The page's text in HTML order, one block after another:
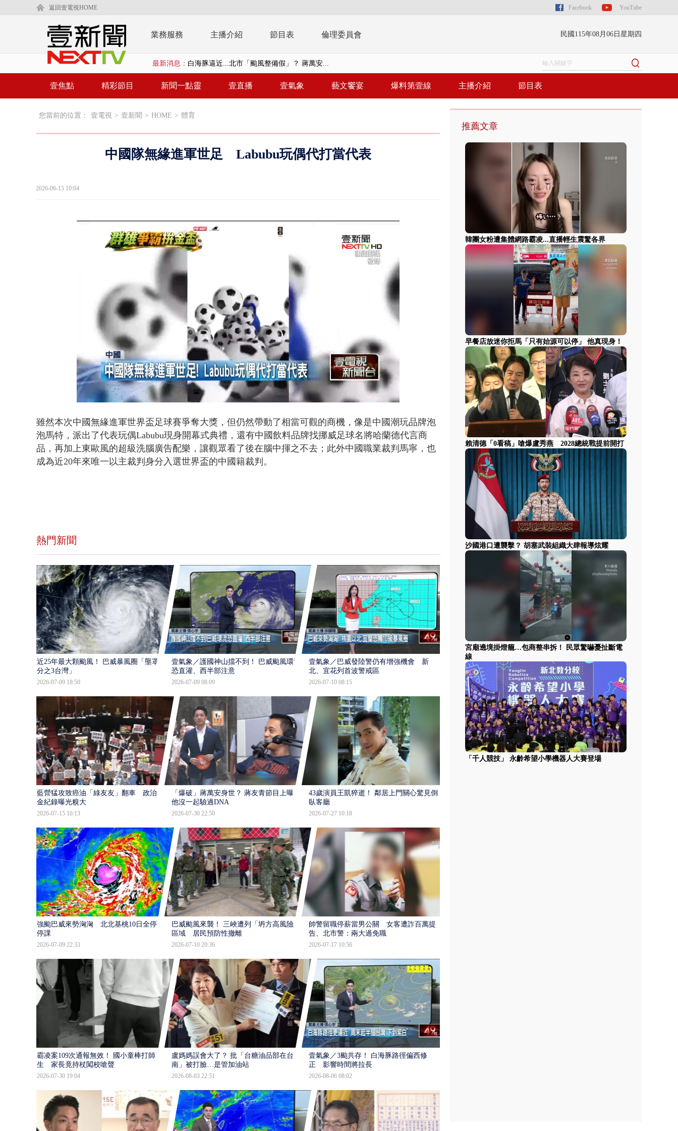
返回壹電視HOME Facebook YouTube
業務服務 主播介紹 節目表 倫理委員會 民國115年08月06日星期四
最新消息： 利慾薰心！ 美女律師涉龐大洗錢鏈 通緝港...
早餐店放迷你拒馬「只有始源可以停」 他真...
貨車鬼切釀禍 砂石車為閃避悚撞4車釀3傷
白海豚逼近...北市「颱風整備假」？ 蔣萬安...
壹焦點 精彩節目 新聞一點靈 壹直播 壹氣象 藝文饗宴 爆料第壹線 主播介紹 節目表
您當前的位置： 壹電視 > 壹新聞 > HOME > 體育
中國隊無緣進軍世足 Labubu玩偶代打當代表
2026-06-15 10:04
Loaded
47.68%
雖然本次中國無緣進軍世界盃足球賽爭奪大獎，但仍然帶動了相當可觀的商機，像是中國潮玩品牌泡
泡馬特，派出了代表玩偶Labubu現身開幕式典禮，還有中國飲料品牌找挪威足球名將哈蘭德代言商
品，再加上東歐風的超級洗腦廣告配樂，讓觀眾看了後在腦中揮之不去；此外中國職業裁判馬寧，也
成為近20年來唯一以主裁判身分入選世界盃的中國籍裁判。
熱門新聞
近25年最大顆颱風！ 巴威暴風圈「壟罩4
分之3台灣」
2026-07-09 18:50
壹氣象／護國神山擋不到！ 巴威颱風環流
恐直灌、西半部注意
2026-07-09 08:09
壹氣象／巴威發陸警仍有增強機會 新
北、宜花列首波警戒區
2026-07-10 08:15
藍營猛攻致癌油「綠友友」翻車 政治獻
金紀錄曝光糗大
2026-07-15 16:13
「爆破」蔣萬安身世？ 蔣友青節目上曝：
他沒一起驗過DNA
2026-07-30 22:50
43歲演員王凱猝逝！ 鄰居上門關心驚見倒
臥客廳
2026-07-27 10:18
強颱巴威來勢洶洶 北北基桃10日全停班
停課
2026-07-09 22:33
巴威颱風來襲！ 三峽遭列「坍方高風險」
區域 居民預防性撤離
2026-07-10 20:36
帥警留職停薪當男公關 女客遭詐百萬提
告、北市警：兩大過免職
2026-07-17 10:56
霸凌案109次通報無效！ 國小童棒打師
生 家長竟持杖闖校嗆聲
2026-07-30 19:04
盧媽媽誤會大了？ 批「台糖油品部在台
南」被打臉…是管加油站
2026-08-03 22:51
壹氣象／3颱共存！ 白海豚路徑偏西修
正 影響時間將拉長
2026-08-06 08:02
推薦文章
韓團女粉遭集體網路霸凌...直播輕生震驚各界
早餐店放迷你拒馬「只有始源可以停」 他真現身！
賴清德「0看稿」嗆爆盧秀燕 2028總統戰提前開打
沙國港口遭襲擊？ 胡塞武裝組織大肆報導炫耀
宮廟遶境掛燈籠…包商整串拆！ 民眾驚嚇憂扯斷電
線
「千人競技」 永齡希望小學機器人大賽登場